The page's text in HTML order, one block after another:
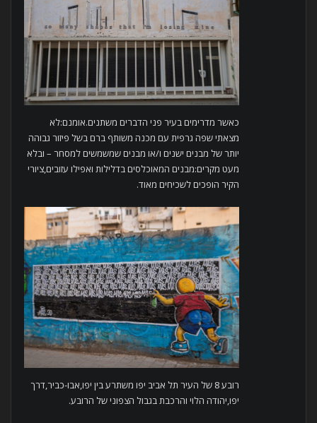
כאשר מדרימים בעיר פני הדברים משתנים.אומנם:לא
מצאתי שפה גרפית עם מכנה משותף ברם בשל פיזור גבוהה
יותר של מבנים ישנים ו/או מבנים שמשמשים למסחר – ובלא
מעט מקרים:מבנים המאוכלסים בדלילות ואפילו עזובים,ציורי
הקיר הופכים לשכיחים מאוד.
רובע 8 של העיר תל אביב יפו משתרע בין יפו,אבו-כביר,דרך
יפו,יהודה הלוי והרכבת בגבול הצפוני של הרובע.